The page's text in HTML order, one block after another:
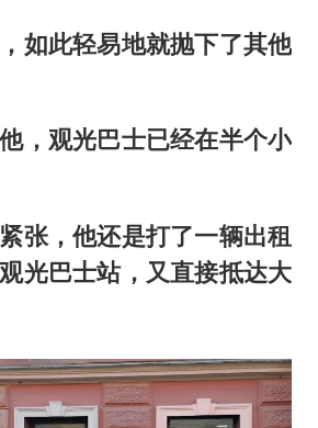
如此轻易地就抛下了其他
，观光巴士已经在半个小
张，他还是打了一辆出租
光巴士站，又直接抵达大